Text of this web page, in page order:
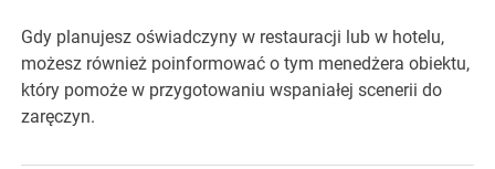
Gdy planujesz oświadczyny w restauracji lub w hotelu,
możesz również poinformować o tym menedżera obiektu,
który pomoże w przygotowaniu wspaniałej scenerii do
zaręczyn.